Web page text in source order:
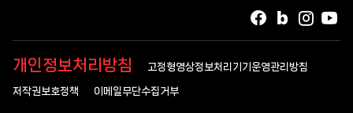
인스
블로그
페이스북
개인정보처리방침 고정형영상정보처리기기운영관리방침
저작권보호정책 이메일무단수집거부